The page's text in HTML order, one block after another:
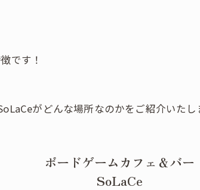
です！
がどんな場所なのかをご紹介いたし
ボードゲームカフェ＆バー
SoLaCe